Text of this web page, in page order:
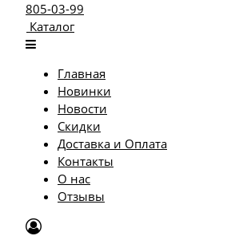
805-03-99
Каталог
Главная
Новинки
Новости
Скидки
Доставка и Оплата
Контакты
О нас
Отзывы